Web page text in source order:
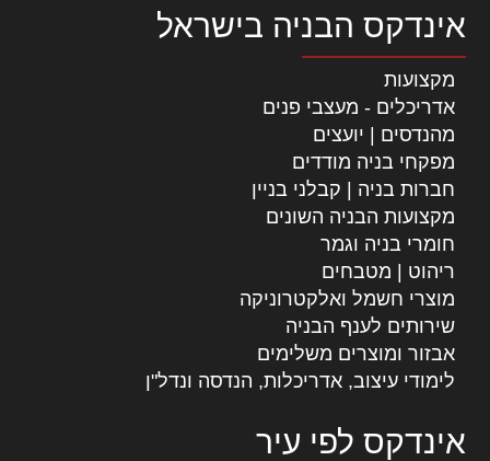
אינדקס הבניה בישראל
מקצועות
אדריכלים - מעצבי פנים
מהנדסים | יועצים
מפקחי בניה מודדים
חברות בניה | קבלני בניין
מקצועות הבניה השונים
חומרי בניה וגמר
ריהוט | מטבחים
מוצרי חשמל ואלקטרוניקה
שירותים לענף הבניה
אבזור ומוצרים משלימים
לימודי עיצוב, אדריכלות, הנדסה ונדל"ן
אינדקס לפי עיר